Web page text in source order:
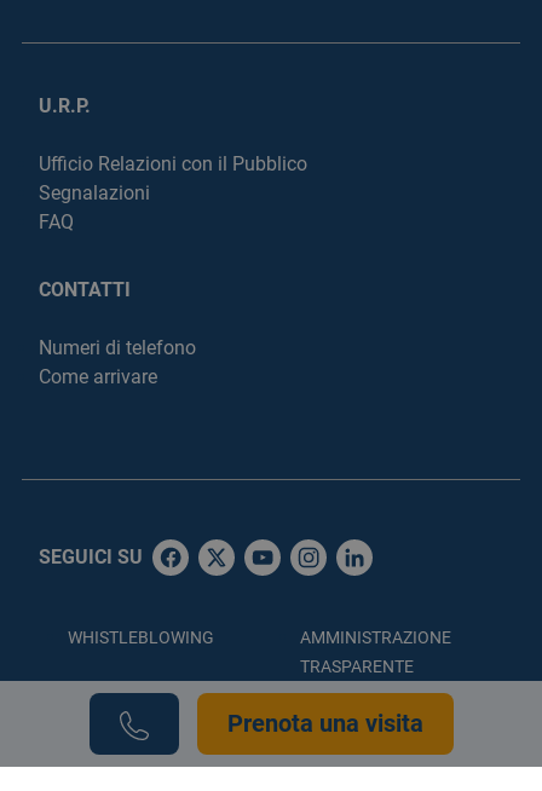
U.R.P.
Ufficio Relazioni con il Pubblico
Segnalazioni
FAQ
CONTATTI
Numeri di telefono
Come arrivare
SEGUICI SU
WHISTLEBLOWING
AMMINISTRAZIONE
TRASPARENTE
ACCESSIBILITÀ
COOKIE POLICY
Prenota una visita